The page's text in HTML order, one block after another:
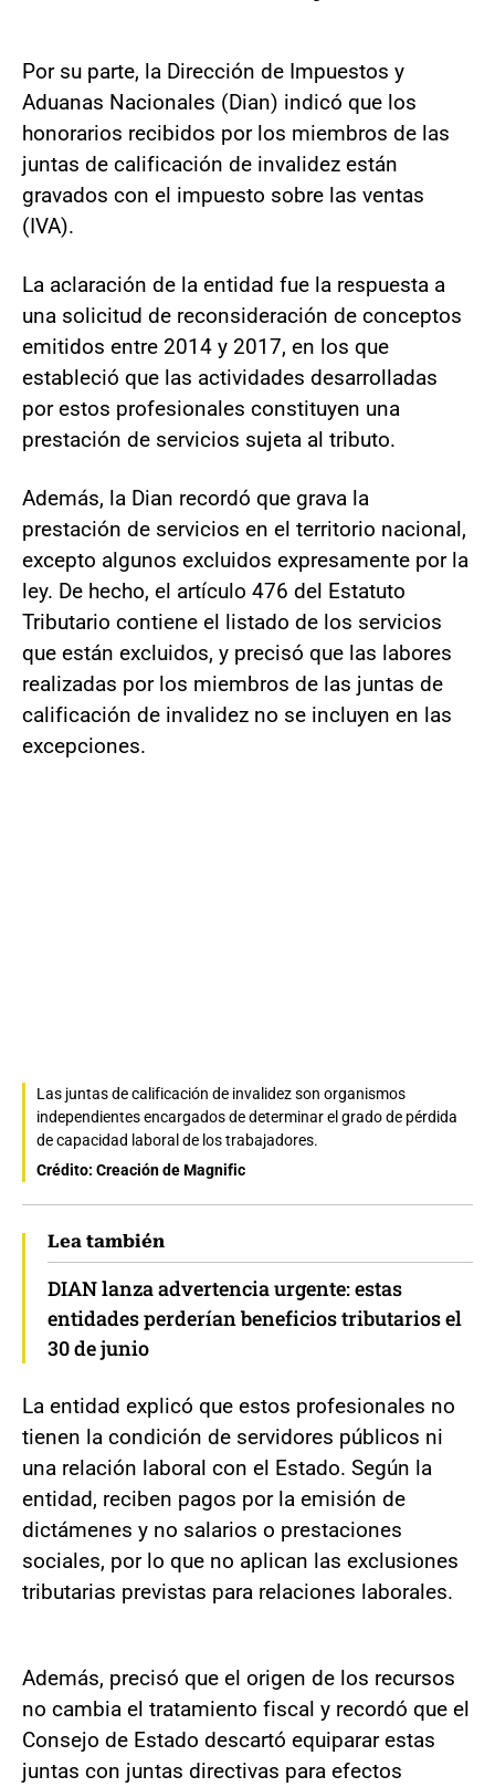
Por su parte, la Dirección de Impuestos y
Aduanas Nacionales (Dian) indicó que los
honorarios recibidos por los miembros de las
juntas de calificación de invalidez están
gravados con el impuesto sobre las ventas
(IVA).
La aclaración de la entidad fue la respuesta a
una solicitud de reconsideración de conceptos
emitidos entre 2014 y 2017, en los que
estableció que las actividades desarrolladas
por estos profesionales constituyen una
prestación de servicios sujeta al tributo.
Además, la Dian recordó que grava la
prestación de servicios en el territorio nacional,
excepto algunos excluidos expresamente por la
ley. De hecho, el artículo 476 del Estatuto
Tributario contiene el listado de los servicios
que están excluidos, y precisó que las labores
realizadas por los miembros de las juntas de
calificación de invalidez no se incluyen en las
excepciones.
Las juntas de calificación de invalidez son organismos
independientes encargados de determinar el grado de pérdida
de capacidad laboral de los trabajadores.
Crédito: Creación de Magnific
Lea también
DIAN lanza advertencia urgente: estas
entidades perderían beneficios tributarios el
30 de junio
La entidad explicó que estos profesionales no
tienen la condición de servidores públicos ni
una relación laboral con el Estado. Según la
entidad, reciben pagos por la emisión de
dictámenes y no salarios o prestaciones
sociales, por lo que no aplican las exclusiones
tributarias previstas para relaciones laborales.
Además, precisó que el origen de los recursos
no cambia el tratamiento fiscal y recordó que el
Consejo de Estado descartó equiparar estas
juntas con juntas directivas para efectos